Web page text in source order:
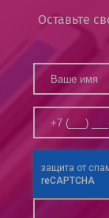
Оставьте